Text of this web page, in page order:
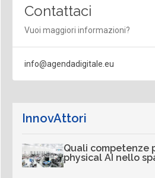
Contattaci
Vuoi maggiori informazioni?
info@agendadigitale.eu
InnovAttori
Quali competenze
physical AI nello